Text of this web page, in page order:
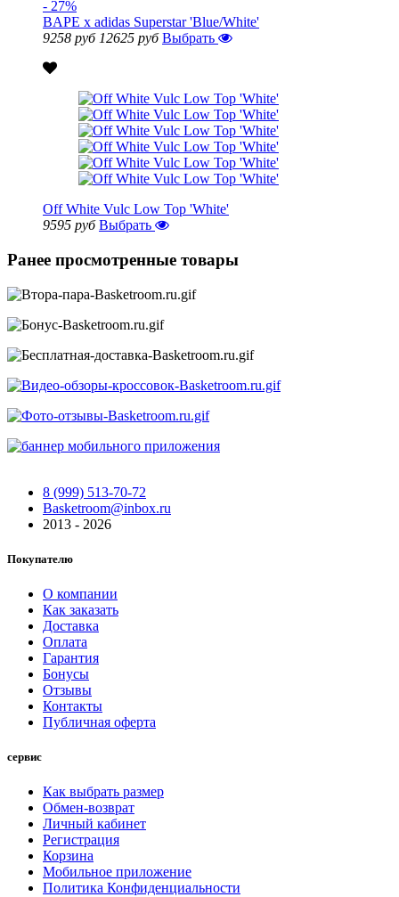
- 27%
BAPE x adidas Superstar 'Blue/White'
9258 руб 12625 руб Выбрать
Off White Vulc Low Top 'White'
9595 руб Выбрать
Ранее просмотренные товары
8 (999) 513-70-72
Basketroom@inbox.ru
2013 - 2026
Покупателю
О компании
Как заказать
Доставка
Оплата
Гарантия
Бонусы
Отзывы
Контакты
Публичная оферта
сервис
Как выбрать размер
Обмен-возврат
Личный кабинет
Регистрация
Корзина
Мобильное приложение
Политика Конфиденциальности